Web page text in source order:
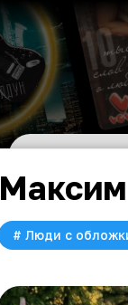
Максим
# Люди с